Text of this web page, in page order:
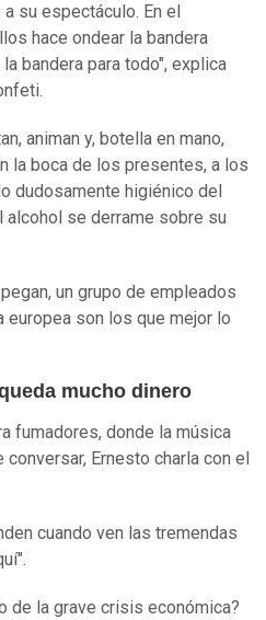
su espectáculo. En el
hace ondear la bandera
bandera para todo", explica
animan y, botella en mano,
la boca de los presentes, a los
dudosamente higiénico del
alcohol se derrame sobre su
un grupo de empleados
europea son los que mejor lo
mucho dinero
fumadores, donde la música
conversar, Ernesto charla con el
cuando ven las tremendas
de la grave crisis económica?